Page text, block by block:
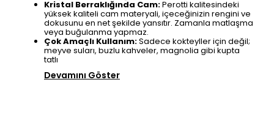
Kristal Berraklığında Cam:Perotti kalitesindeki
yüksek kaliteli cam materyali, içeceğinizin rengini ve
dokusunu en net şekilde yansıtır. Zamanla matlaşma
veya buğulanma yapmaz.
Çok Amaçlı Kullanım:Sadece kokteyller için değil;
meyve suları, buzlu kahveler, magnolia gibi kupta
tatlı
Devamını Göster